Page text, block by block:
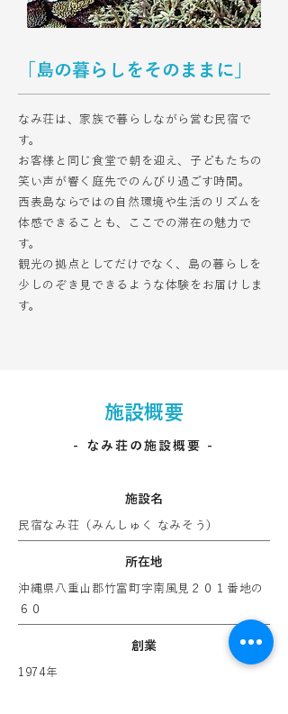
「島の暮らしをそのままに」
なみ荘は、家族で暮らしながら営む民宿で
す。
お客様と同じ食堂で朝を迎え、子どもたちの
笑い声が響く庭先でのんびり過ごす時間。
西表島ならではの自然環境や生活のリズムを
体感できることも、ここでの滞在の魅力で
す。
観光の拠点としてだけでなく、島の暮らしを
少しのぞき見できるような体験をお届けしま
す。
施設概要
- なみ荘の施設概要 -
​施設名
民宿なみ荘（みんしゅく なみそう）
所在地
沖縄県八重山郡竹富町字南風見２０１番地の
６０
創業
1974年